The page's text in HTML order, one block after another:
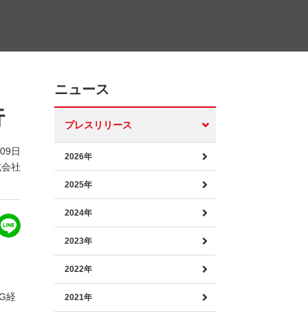
日
社
経
ニュース
プレスリリース
2026年
2025年
2024年
2023年
2022年
2021年